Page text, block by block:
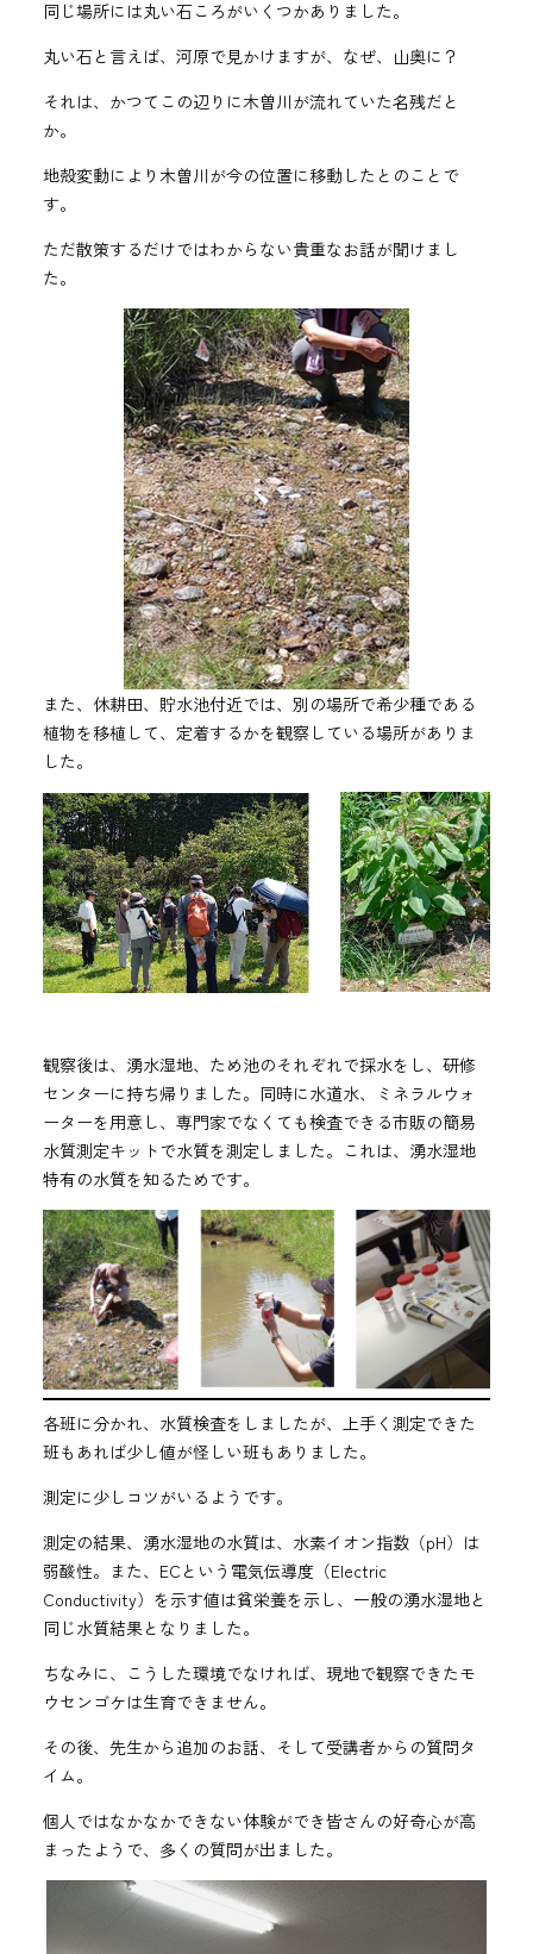
同じ場所には丸い石ころがいくつかありました。
丸い石と言えば、河原で見かけますが、なぜ、山奥に？
それは、かつてこの辺りに木曽川が流れていた名残だと
か。
地殻変動により木曽川が今の位置に移動したとのことで
す。
ただ散策するだけではわからない貴重なお話が聞けまし
た。
また、休耕田、貯水池付近では、別の場所で希少種である
植物を移植して、定着するかを観察している場所がありま
した。
観察後は、湧水湿地、ため池のそれぞれで採水をし、研修
センターに持ち帰りました。同時に水道水、ミネラルウォ
ーターを用意し、専門家でなくても検査できる市販の簡易
水質測定キットで水質を測定しました。これは、湧水湿地
特有の水質を知るためです。
各班に分かれ、水質検査をしましたが、上手く測定できた
班もあれば少し値が怪しい班もありました。
測定に少しコツがいるようです。
測定の結果、湧水湿地の水質は、水素イオン指数（pH）は
弱酸性。また、ECという電気伝導度（Electric
Conductivity）を示す値は貧栄養を示し、一般の湧水湿地と
同じ水質結果となりました。
ちなみに、こうした環境でなければ、現地で観察できたモ
ウセンゴケは生育できません。
その後、先生から追加のお話、そして受講者からの質問タ
イム。
個人ではなかなかできない体験ができ皆さんの好奇心が高
まったようで、多くの質問が出ました。